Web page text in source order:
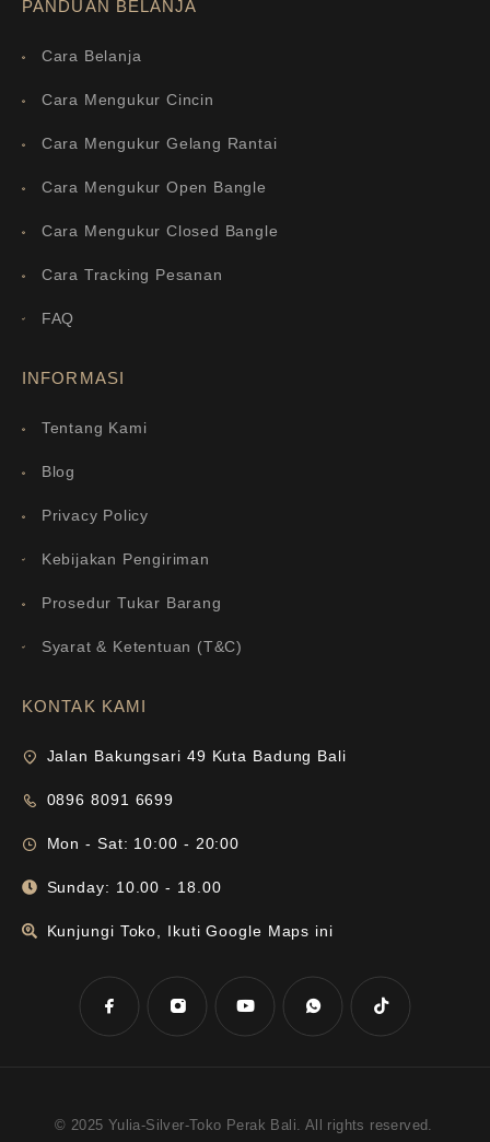
PANDUAN BELANJA
Cara Belanja
Cara Mengukur Cincin
Cara Mengukur Gelang Rantai
Cara Mengukur Open Bangle
Cara Mengukur Closed Bangle
Cara Tracking Pesanan
FAQ
INFORMASI
Tentang Kami
Blog
Privacy Policy
Kebijakan Pengiriman
Prosedur Tukar Barang
Syarat & Ketentuan (T&C)
KONTAK KAMI
Jalan Bakungsari 49 Kuta Badung Bali
0896 8091 6699
Mon - Sat: 10:00 - 20:00
Sunday: 10.00 - 18.00
Kunjungi Toko, Ikuti Google Maps ini
© 2025 Yulia-Silver-Toko Perak Bali. All rights reserved.